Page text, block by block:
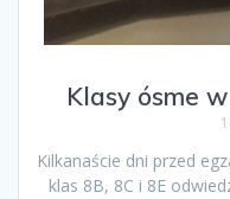
Klasy ósme
Kilkanaście dni przed
klas 8B, 8C i 8E